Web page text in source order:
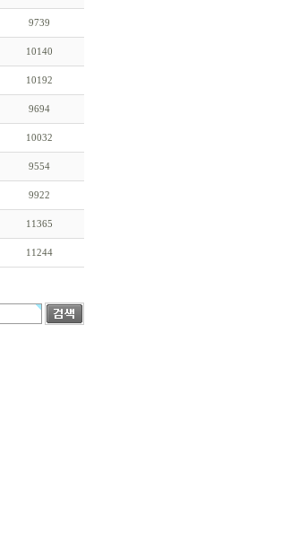
9739
10140
10192
9694
10032
9554
9922
11365
11244